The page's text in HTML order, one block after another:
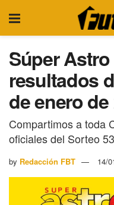
Súper
resultados
de enero de
Compartimos a toda
oficiales del Sorteo
by Redacción FBT 14/